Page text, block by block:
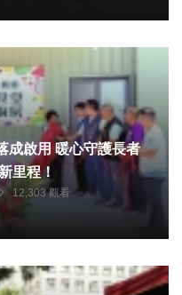
成啟用 暖心守護長者
里程！
12,303 觀看